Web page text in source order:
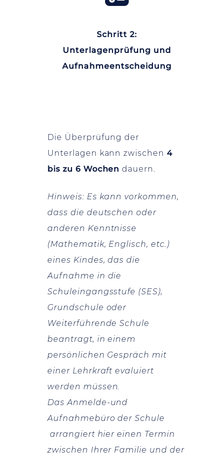
Schritt 2:
Unterlagenprüfung und
Aufnahmeentscheidung
Die Überprüfung der
Unterlagen kann zwischen4
bis zu 6 Wochen dauern.
Hinweis: Es kann vorkommen,
dass die deutschen oder
anderen Kenntnisse
(Mathematik, Englisch, etc.)
eines Kindes, das die
Aufnahme in die
Schuleingangsstufe (SES),
Grundschule oder
Weiterführende Schule
beantragt, in einem
persönlichen Gespräch mit
einer Lehrkraft evaluiert
werden müssen.
Das Anmelde-und
Aufnahmebüro der Schule
arrangiert hier einen Termin
zwischen Ihrer Familie und der